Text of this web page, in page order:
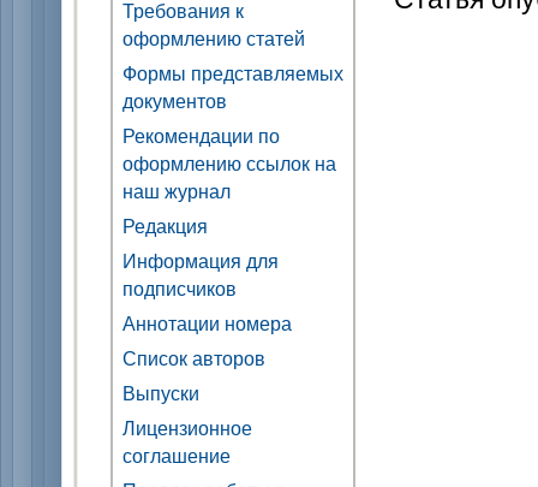
Требования к
оформлению статей
Формы представляемых
документов
Рекомендации по
оформлению ссылок на
наш журнал
Редакция
Информация для
подписчиков
Аннотации номера
Список авторов
Выпуски
Лицензионное
соглашение